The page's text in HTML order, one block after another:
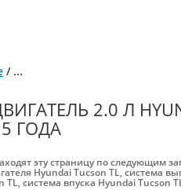
/ ...
2.0 Л
ГОДА
эту страницу по следующим
Hyundai Tucson TL,система
TL,система впуска Hyundai Tucson